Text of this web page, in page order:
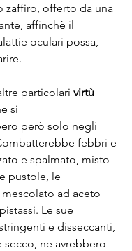
zaffiro, offerto da una
affinchè il
oculari possa,
particolari virtù
si
però solo negli
febbri e
e spalmato, misto
pustole, le
ad aceto
Le sue
e disseccanti,
ne avrebbero